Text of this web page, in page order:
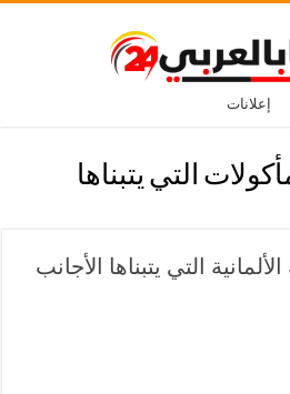
إعلانات
التي يتبناها
التي يتبناها الأجانب